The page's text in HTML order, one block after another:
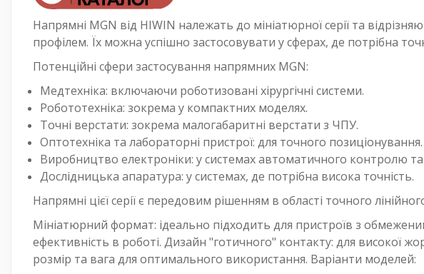
Напрямні MGN від HIWIN належать до мініатюрної серії та
профілем. Їх можна успішно застосовувати у сферах, де потрібна
Потенційні сфери застосування напрямних MGN:
Медтехніка: включаючи роботизовані хірургічні системи.
Робототехніка: зокрема у компактних моделях.
Точні верстати: зокрема малогабаритні верстати з ЧПУ.
Оптотехніка та лабораторні пристрої: для точного позиціонування.
Виробництво електроніки: у системах автоматичного контролю та
Дослідницька апаратура: у системах, де потрібна висока точність.
Напрямні цієї серії є передовим рішенням в області точного
Мініатюрний формат: ідеально підходить для пристроїв з
ефективність в роботі. Дизайн "готичного" контакту: для високої
розмір та вага для оптимального використання. Варіанти моделей: